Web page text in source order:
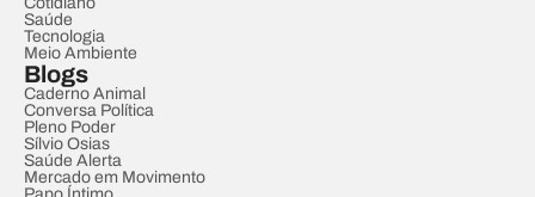
Saúde
Tecnologia
Meio Ambiente
Blogs
Caderno Animal
Conversa Política
Pleno Poder
Sílvio Osias
Saúde Alerta
Mercado em Movimento